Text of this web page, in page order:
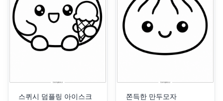
스퀴시 덤플링 아이스크
쫀득한 만두모자